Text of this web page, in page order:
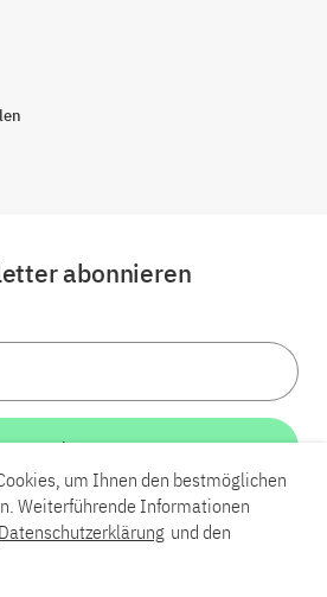
BlueskyYouTube
abonnieren
Weiter
um Ihnen den bestmöglichen
Weiterführende Informationen
Datenschutzerklärung und den